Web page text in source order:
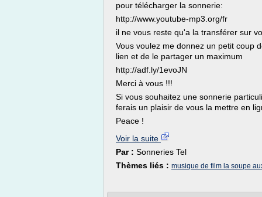
pour télécharger la sonnerie:
http://www.youtube-mp3.org/fr
il ne vous reste qu'a la transférer sur
Vous voulez me donnez un petit coup
lien et de le partager un maximum
http://adf.ly/1evoJN
Merci à vous !!!
Si vous souhaitez une sonnerie
ferais un plaisir de vous la mettre en
Peace !
Voir la suite
Par : Sonneries Tel
Thèmes liés : musique de film la soupe